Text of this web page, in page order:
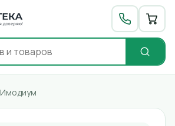
Имодиум